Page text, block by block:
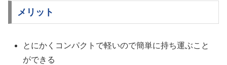
メリット
とにかくコンパクトで軽いので簡単に持ち運ぶこと
ができる